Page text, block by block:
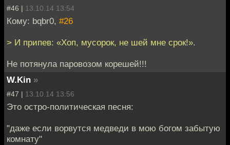
#46 | 13.10.14 13:54
Кому: bqbr0, #26
> И припев: «Хоп, мусорок, не шей мне срок!».
Не потянула паровозом корешей!!!
W.Kin »
#47 | 13.10.14 13:56
Это остро-политическая песня:
"даже если ворвутся медведи в мою богом забытую
комнату"